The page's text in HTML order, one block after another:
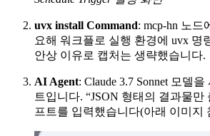
uvx install Command: mcp-hn 노드
요해 워크플로 실행 환경에 uvx 명
안상 이유로 캡처는 생략했습니다.
AI Agent: Claude 3.7 Sonnet 모델
트입니다. “JSON 형태의 결과물만
프트를 입력했습니다(아래 이미지